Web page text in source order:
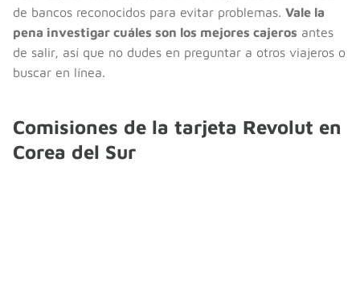
de bancos reconocidos para evitar problemas. Vale la
pena investigar cuáles son los mejores cajeros antes
de salir, así que no dudes en preguntar a otros viajeros o
buscar en línea.
Comisiones de la tarjeta Revolut en
Corea del Sur